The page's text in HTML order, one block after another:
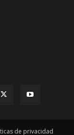
de privacidad